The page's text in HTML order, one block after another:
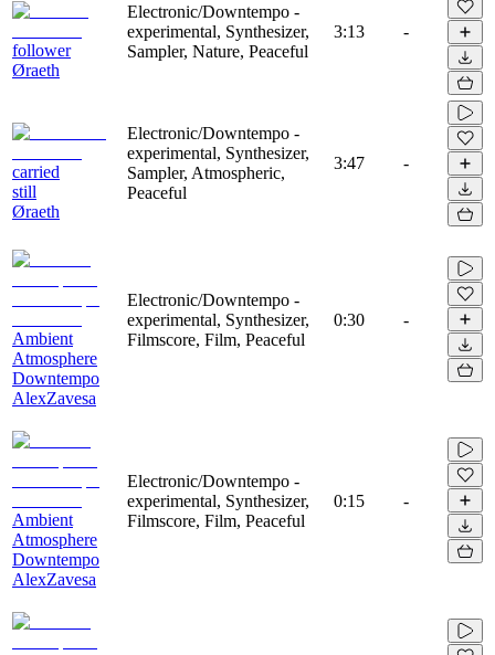
follower
Øraeth
Electronic/Downtempo -
experimental, Synthesizer,
Sampler, Nature, Peaceful
3:13 -
carried
still
Øraeth
Electronic/Downtempo -
experimental, Synthesizer,
Sampler, Atmospheric,
Peaceful
3:47 -
Ambient
Atmosphere
Downtempo
AlexZavesa
Electronic/Downtempo -
experimental, Synthesizer,
Filmscore, Film, Peaceful
0:30 -
Ambient
Atmosphere
Downtempo
AlexZavesa
Electronic/Downtempo -
experimental, Synthesizer,
Filmscore, Film, Peaceful
0:15 -